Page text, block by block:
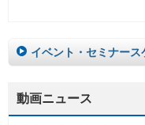
イベント・セミナース
動画ニュース